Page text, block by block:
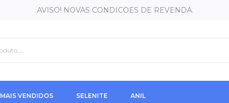
AVISO! NOVAS CONDICOES DE REVENDA.
MAIS VENDIDOS SELENITE ANIL